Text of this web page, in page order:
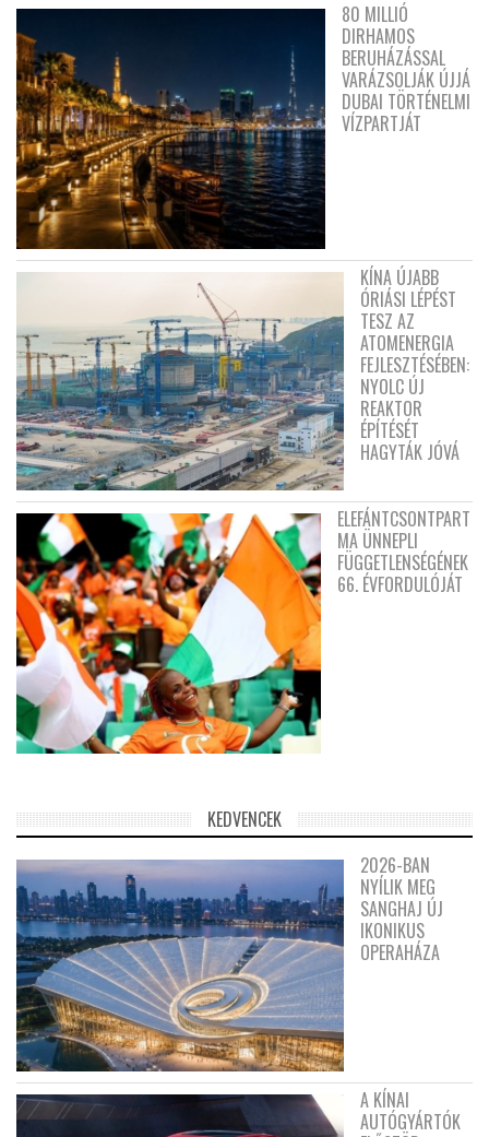
80 MILLIÓ
DIRHAMOS
BERUHÁZÁSSAL
VARÁZSOLJÁK ÚJJÁ
DUBAI TÖRTÉNELMI
VÍZPARTJÁT
KÍNA ÚJABB
ÓRIÁSI LÉPÉST
TESZ AZ
ATOMENERGIA
FEJLESZTÉSÉBEN:
NYOLC ÚJ
REAKTOR
ÉPÍTÉSÉT
HAGYTÁK JÓVÁ
ELEFÁNTCSONTPART
MA ÜNNEPLI
FÜGGETLENSÉGÉNEK
66. ÉVFORDULÓJÁT
KEDVENCEK
2026-BAN
NYÍLIK MEG
SANGHAJ ÚJ
IKONIKUS
OPERAHÁZA
A KÍNAI
AUTÓGYÁRTÓK